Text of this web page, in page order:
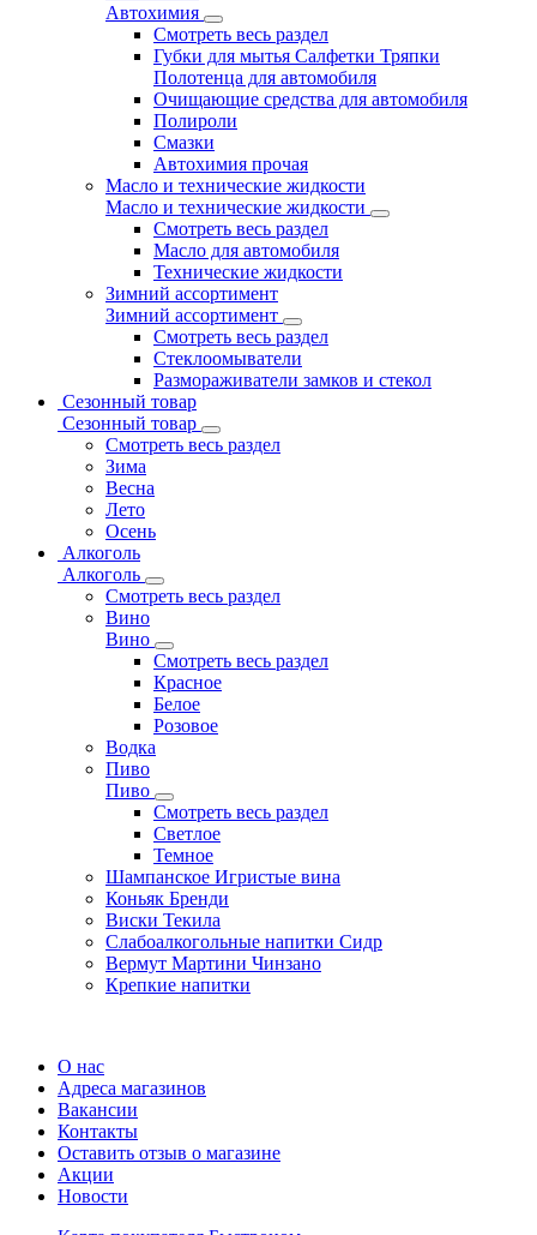
Автохимия
Смотреть весь раздел
Губки для мытья Салфетки Тряпки
Полотенца для автомобиля
Очищающие средства для автомобиля
Полироли
Смазки
Автохимия прочая
Масло и технические жидкости
Масло и технические жидкости
Смотреть весь раздел
Масло для автомобиля
Технические жидкости
Зимний ассортимент
Зимний ассортимент
Смотреть весь раздел
Стеклоомыватели
Размораживатели замков и стекол
Сезонный товар
Сезонный товар
Смотреть весь раздел
Зима
Весна
Лето
Осень
Алкоголь
Алкоголь
Смотреть весь раздел
Вино
Вино
Смотреть весь раздел
Красное
Белое
Розовое
Водка
Пиво
Пиво
Смотреть весь раздел
Cветлое
Темное
Шампанское Игристые вина
Коньяк Бренди
Виски Текила
Слабоалкогольные напитки Сидр
Вермут Мартини Чинзано
Крепкие напитки
О нас
Адреса магазинов
Вакансии
Контакты
Оставить отзыв о магазине
Акции
Новости